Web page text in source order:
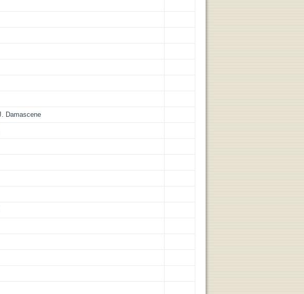
Damascene